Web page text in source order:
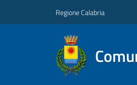
Regione Calabria